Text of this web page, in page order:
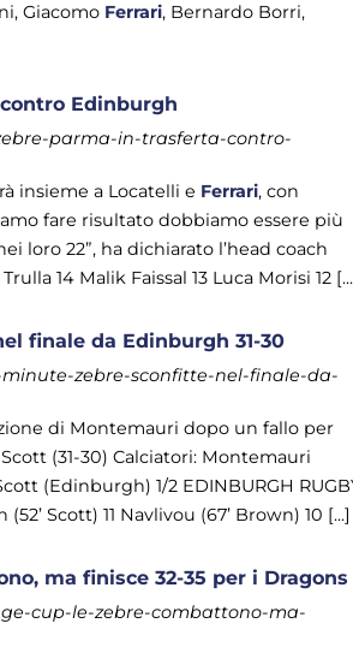
Giacomo Ferrari, Bernardo Borri,
Edinburgh
parma-in-trasferta-contro-
insieme a Locatelli e Ferrari, con
fare risultato dobbiamo essere più
loro 22”, ha dichiarato l’head coach
14 Malik Faissal 13 Luca Morisi 12
finale da Edinburgh 31-30
zebre-sconfitte-nel-finale-da-
di Montemauri dopo un fallo per
Scott (31-30) Calciatori: Montemauri
(Edinburgh) 1/2 EDINBURGH
Scott) 11 Navlivou (67’ Brown) 10 [...]
ma finisce 32-35 per i Dragons
cup-le-zebre-combattono-ma-